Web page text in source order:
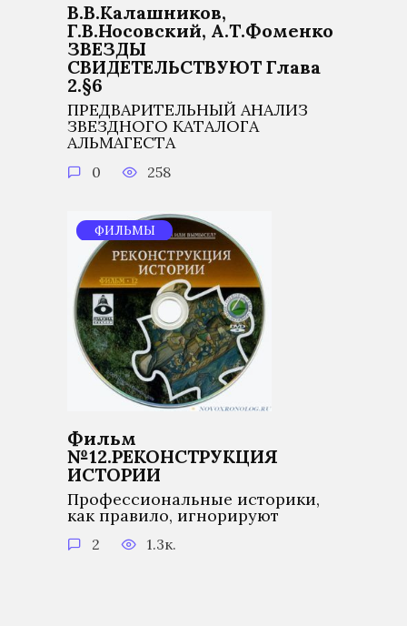
В.В.Калашников,
Г.В.Носовский, А.Т.Фоменко
ЗВЕЗДЫ
СВИДЕТЕЛЬСТВУЮТ Глава
2.§6
ПРЕДВАРИТЕЛЬНЫЙ АНАЛИЗ
ЗВЕЗДНОГО КАТАЛОГА
АЛЬМАГЕСТА
0 258
ФИЛЬМЫ
Фильм
№12.РЕКОНСТРУКЦИЯ
ИСТОРИИ
Профессиональные историки,
как правило, игнорируют
2 1.3к.